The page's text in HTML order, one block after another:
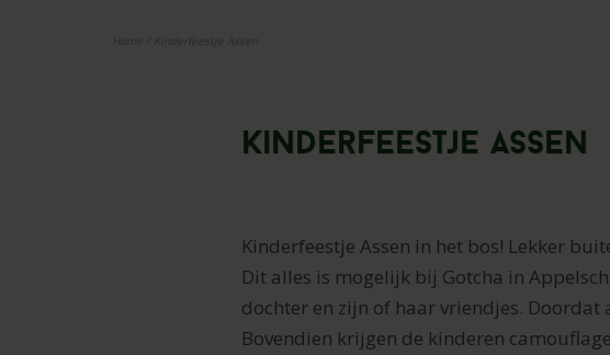
Kinderfeestje Assen
Kinderfeestje Assen in het bos! Lekker
Dit alles is mogelijk bij Gotcha in
dochter en zijn of haar vriendjes. Doordat
Bovendien krijgen de kinderen